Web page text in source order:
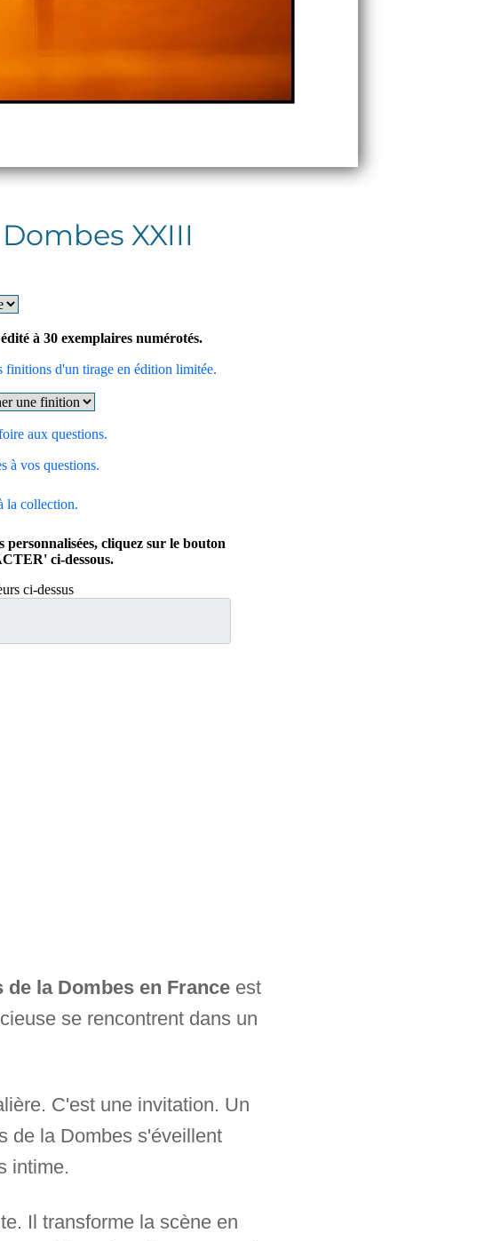
XXIII
à 30 exemplaires numérotés.
d'un tirage en édition limitée.
aux questions.
à vos questions.
la collection.
personnalisées, cliquez sur le bouton
ci-dessous.
ci-dessus
la Dombes en Franceest
se rencontrent dans un
C'est une invitation. Un
de la Dombes s'éveillent
intime.
Il transforme la scène en